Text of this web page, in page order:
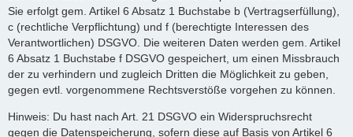
Sie erfolgt gem. Artikel 6 Absatz 1 Buchstabe b (Vertragserfüllung),
c (rechtliche Verpflichtung) und f (berechtigte Interessen des
Verantwortlichen) DSGVO. Die weiteren Daten werden gem. Artikel
6 Absatz 1 Buchstabe f DSGVO gespeichert, um einen Missbrauch
der zu verhindern und zugleich Dritten die Möglichkeit zu geben,
gegen evtl. vorgenommene Rechtsverstöße vorgehen zu können.
Hinweis: Du hast nach Art. 21 DSGVO ein Widerspruchsrecht
gegen die Datenspeicherung, sofern diese auf Basis von Artikel 6